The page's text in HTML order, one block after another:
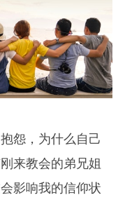
怨，为什么自己
来教会的弟兄姐
影响我的信仰状